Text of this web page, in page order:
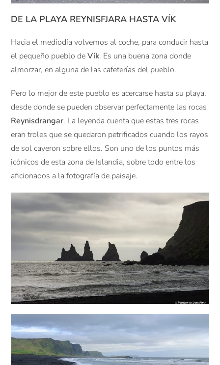
DE LA PLAYA REYNISFJARA HASTA VÍK
Hacia el mediodía volvemos al coche, para conducir hasta
el pequeño pueblo deVík. Es una buena zona donde
almorzar, en alguna de las cafeterías del pueblo.
Pero lo mejor de este pueblo es acercarse hasta su playa,
desde donde se pueden observar perfectamente las rocas
Reynisdrangar. La leyenda cuenta que estas tres rocas
eran troles que se quedaron petrificados cuando los rayos
de sol cayeron sobre ellos. Son uno de los puntos más
icónicos de esta zona de Islandia, sobre todo entre los
aficionados a la fotografía de paisaje.